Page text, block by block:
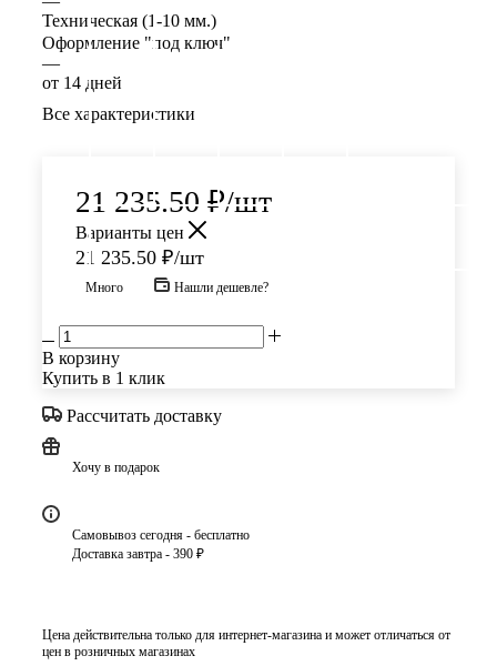
Техническая (1-10 мм.)
Оформление "под ключ"
—
от 14 дней
Все характеристики
21 235.50 ₽/шт
Варианты цен
21 235.50 ₽/шт
Много Нашли дешевле?
В корзину
Купить в 1 клик
Рассчитать доставку
Хочу в подарок
Самовывоз сегодня - бесплатно
Доставка завтра - 390 ₽
Цена действительна только для интернет-магазина и может отличаться от
цен в розничных магазинах